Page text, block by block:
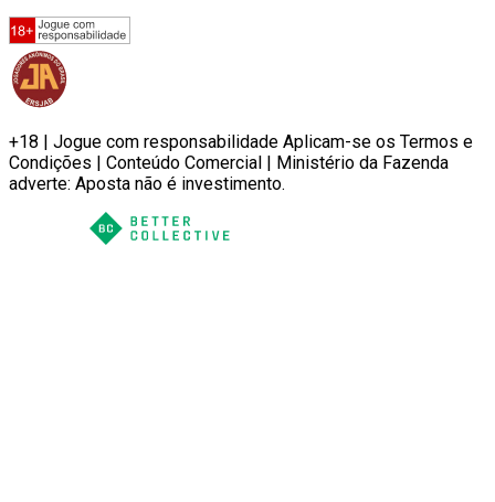
+18 | Jogue com responsabilidade Aplicam-se os Termos e
Condições | Conteúdo Comercial | Ministério da Fazenda
adverte: Aposta não é investimento.